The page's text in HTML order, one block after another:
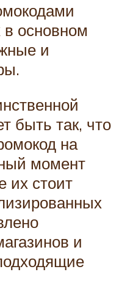
в основном
и
быть так, что
на
момент
их стоит
и